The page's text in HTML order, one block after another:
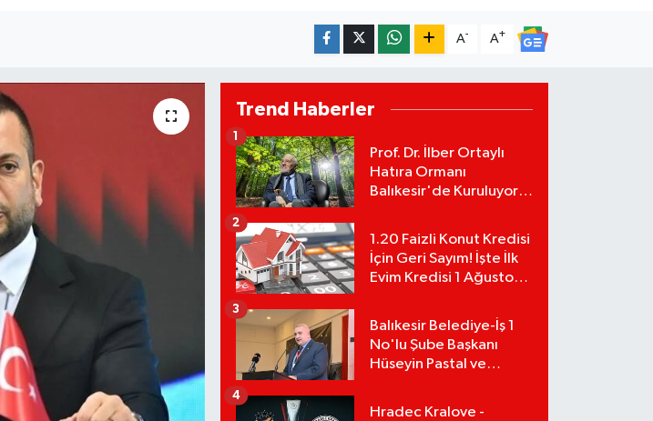
A- A+
Trend Haberler
Prof. Dr. İlber Ortaylı
Hatıra Ormanı
Balıkesir'de Kuruluyor!
1
1.20 Faizli Konut Kredisi
İçin Geri Sayım! İşte İlk
Evim Kredisi 1 Ağustos
Hesaplama Tablosu:
2
Balıkesir Belediye-İş 1
No'lu Şube Başkanı
Hüseyin Pastal ve
3
Hradec Kralove -
4